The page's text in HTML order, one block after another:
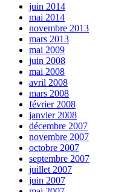
juin 2014
mai 2014
novembre 2013
mars 2013
mai 2009
juin 2008
mai 2008
avril 2008
mars 2008
février 2008
janvier 2008
décembre 2007
novembre 2007
octobre 2007
septembre 2007
juillet 2007
juin 2007